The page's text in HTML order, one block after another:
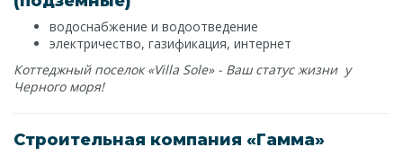
водоснабжение и водоотведение
электричество, газификация, интернет
Коттеджный поселок «Villa Sole» - Ваш статус жизни у
Черного моря!
Строительная компания «Гамма»